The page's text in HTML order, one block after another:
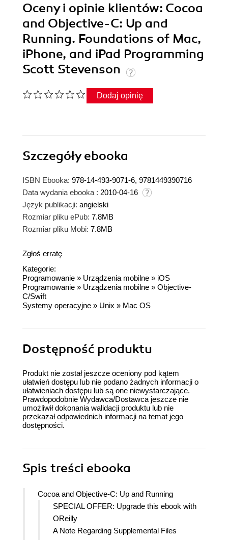
Oceny i opinie klientów: Cocoa
and Objective-C: Up and
Running. Foundations of Mac,
iPhone, and iPad Programming
Scott Stevenson
Dodaj opinię
Szczegółyebooka
ISBN Ebooka: 978-14-493-9071-6, 9781449390716
Data wydania ebooka : 2010-04-16
Język publikacji: angielski
Rozmiar pliku ePub: 7.8MB
Rozmiar pliku Mobi: 7.8MB
Zgłoś erratę
Kategorie:
Programowanie » Urządzenia mobilne » iOS
Programowanie » Urządzenia mobilne » Objective-
C/Swift
Systemy operacyjne » Unix » Mac OS
Dostępność produktu
Produkt nie został jeszcze oceniony pod kątem
ułatwień dostępu lub nie podano żadnych informacji o
ułatwieniach dostępu lub są one niewystarczające.
Prawdopodobnie Wydawca/Dostawca jeszcze nie
umożliwił dokonania walidacji produktu lub nie
przekazał odpowiednich informacji na temat jego
dostępności.
Spis treści ebooka
Cocoa and Objective-C: Up and Running
SPECIAL OFFER: Upgrade this ebook with
OReilly
A Note Regarding Supplemental Files